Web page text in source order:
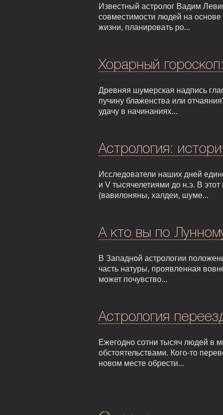
Известный астролог Вадим
совместимости людей на основе
жизни, планировать ро...
Хорарный
Древняя шумерская надпись
пучину блаженства или
удачу в начинаниях...
Астрология:
Исследователи наших дней
и V тысячелетиями до н.э. В
(вавилоняны, халдеи, шуме...
А кто вы по
В Западной астрологии
часть натуры, проявленная
может почувство...
Астрология
Ежегодно сотни тысяч людей в
обстоятельствами. Кого-то
новом месте обрести...